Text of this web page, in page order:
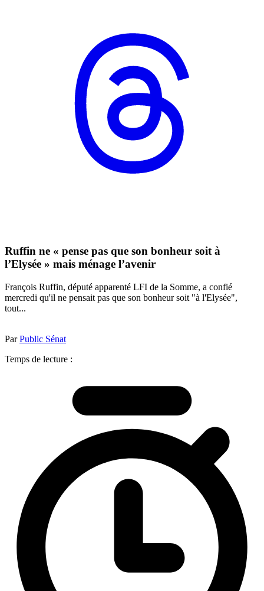
Ruffin ne « pense pas que son bonheur soit à
l’Elysée » mais ménage l’avenir
François Ruffin, député apparenté LFI de la Somme, a confié
mercredi qu'il ne pensait pas que son bonheur soit "à l'Elysée",
tout...
ParPublic Sénat
Temps de lecture :